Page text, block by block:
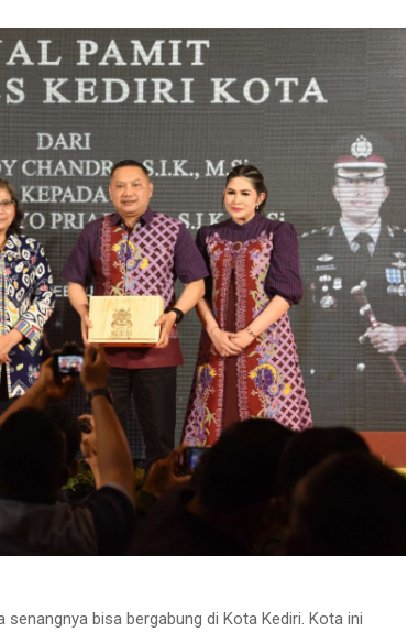
bisa bergabung di Kota Kediri. Kota ini